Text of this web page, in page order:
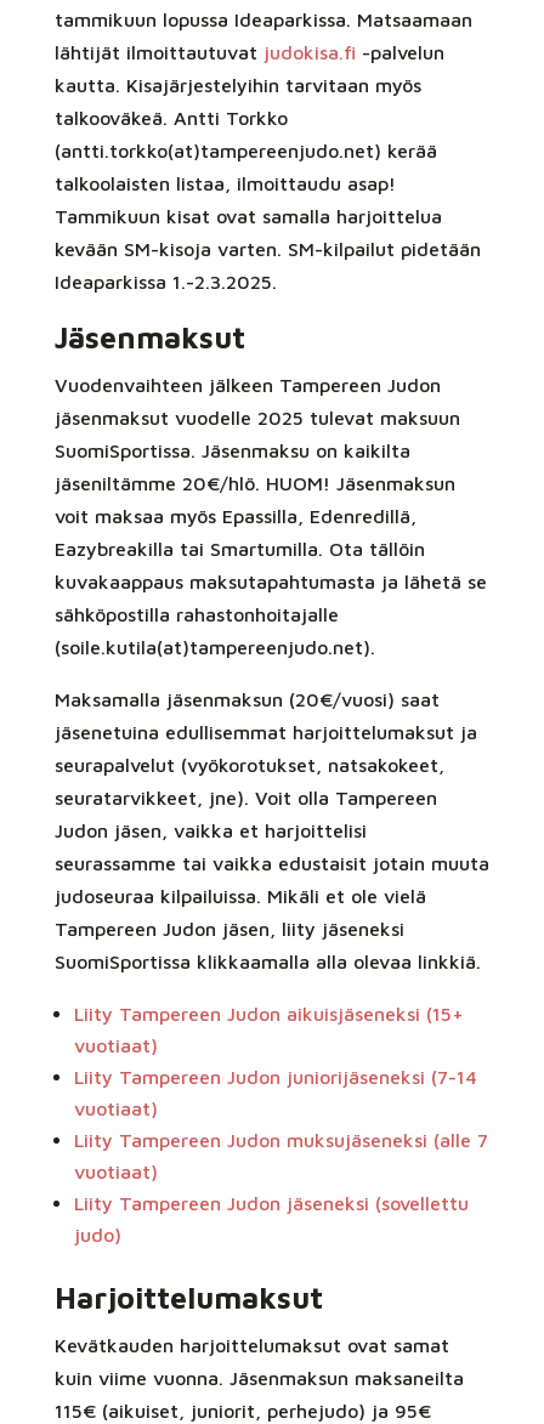
tammikuun lopussa Ideaparkissa. Matsaamaan
lähtijät ilmoittautuvat judokisa.fi -palvelun
kautta. Kisajärjestelyihin tarvitaan myös
talkooväkeä. Antti Torkko
(antti.torkko(at)tampereenjudo.net) kerää
talkoolaisten listaa, ilmoittaudu asap!
Tammikuun kisat ovat samalla harjoittelua
kevään SM-kisoja varten. SM-kilpailut pidetään
Ideaparkissa 1.-2.3.2025.
Jäsenmaksut
Vuodenvaihteen jälkeen Tampereen Judon
jäsenmaksut vuodelle 2025 tulevat maksuun
SuomiSportissa. Jäsenmaksu on kaikilta
jäseniltämme 20€/hlö. HUOM! Jäsenmaksun
voit maksaa myös Epassilla, Edenredillä,
Eazybreakilla tai Smartumilla. Ota tällöin
kuvakaappaus maksutapahtumasta ja lähetä se
sähköpostilla rahastonhoitajalle
(soile.kutila(at)tampereenjudo.net).
Maksamalla jäsenmaksun (20€/vuosi) saat
jäsenetuina edullisemmat harjoittelumaksut ja
seurapalvelut (vyökorotukset, natsakokeet,
seuratarvikkeet, jne). Voit olla Tampereen
Judon jäsen, vaikka et harjoittelisi
seurassamme tai vaikka edustaisit jotain muuta
judoseuraa kilpailuissa. Mikäli et ole vielä
Tampereen Judon jäsen, liity jäseneksi
SuomiSportissa klikkaamalla alla olevaa linkkiä.
Liity Tampereen Judon aikuisjäseneksi (15+
vuotiaat)
Liity Tampereen Judon juniorijäseneksi (7-14
vuotiaat)
Liity Tampereen Judon muksujäseneksi (alle 7
vuotiaat)
Liity Tampereen Judon jäseneksi (sovellettu
judo)
Harjoittelumaksut
Kevätkauden harjoittelumaksut ovat samat
kuin viime vuonna. Jäsenmaksun maksaneilta
115€ (aikuiset, juniorit, perhejudo) ja 95€